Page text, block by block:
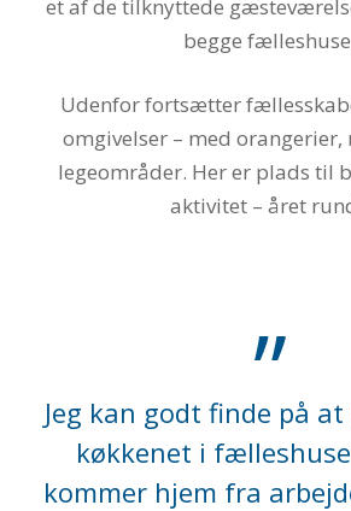
et af de tilknyttede
begge
Udenfor fortsætter
omgivelser – med orangerier,
legeområder. Her er plads til
aktivitet – året
”
Jeg kan godt finde på
køkkenet i
kommer hjem fra